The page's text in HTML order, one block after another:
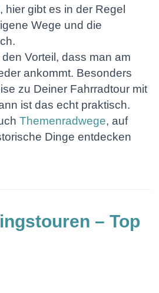
, hier gibt es in der Regel
Wege und die
Vorteil, dass man am
ankommt. Besonders
zu Deiner Fahrradtour mit
ist das echt praktisch.
Themenradwege, auf
Dinge entdecken
– Top